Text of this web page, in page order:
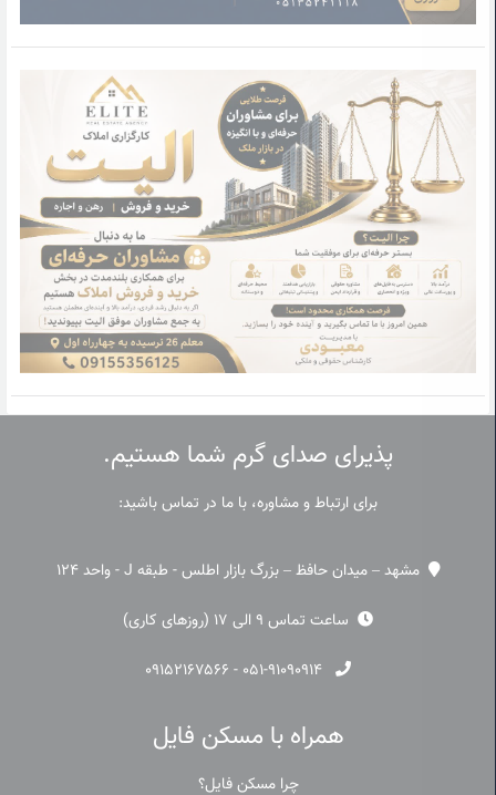
پذیرای صدای گرم شما هستیم.
برای ارتباط و مشاوره، با ما در تماس باشید:
مشهد – میدان حافظ – بزرگ بازار اطلس - طبقه J - واحد 124
ساعت تماس 9 الی 17 (روزهای کاری)
۰۵۱-۹۱۰۹۰۹۱۴ - ۰۹۱۵۲۱۶۷۵۶۶
همراه با مسکن فایل
چرا مسکن فایل؟